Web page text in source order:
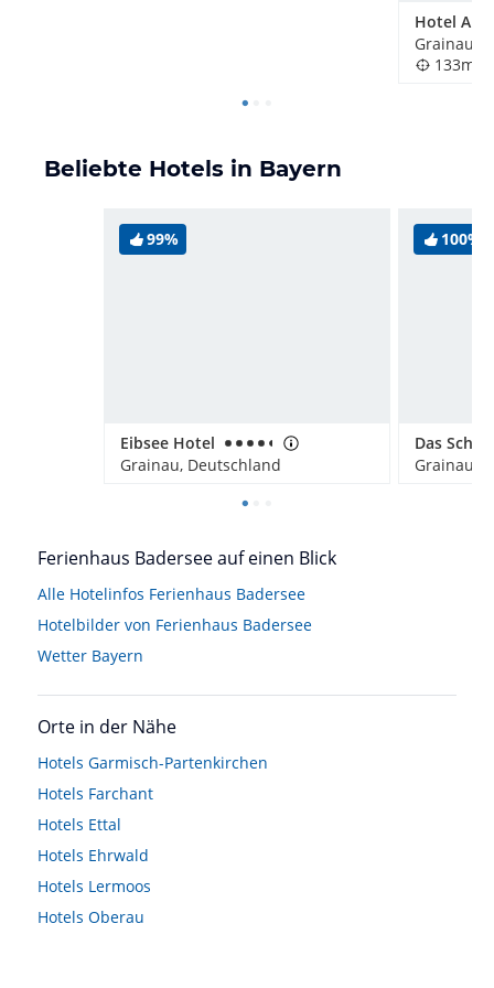
Hotel Am
Grainau,
133m
Beliebte Hotels in Bayern
99%
Eibsee Hotel
Grainau, Deutschland
100%
Grainau,
Ferienhaus Badersee auf einen Blick
Alle Hotelinfos Ferienhaus Badersee
Hotelbilder von Ferienhaus Badersee
Wetter Bayern
Orte in der Nähe
Hotels Garmisch-Partenkirchen
Hotels Farchant
Hotels Ettal
Hotels Ehrwald
Hotels Lermoos
Hotels Oberau